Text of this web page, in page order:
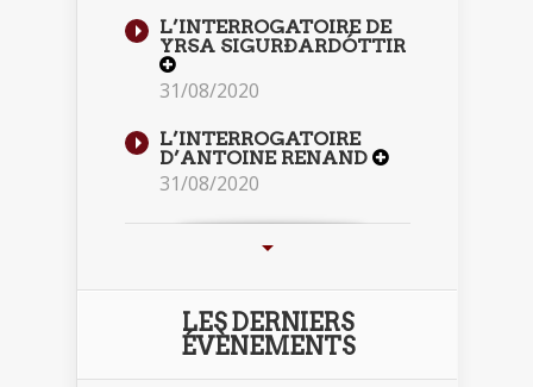
L’INTERROGATOIRE DE
YRSA SIGURÐARDÓTTIR
31/08/2020
L’INTERROGATOIRE
D’ANTOINE RENAND
31/08/2020
LES DERNIERS
ÉVÈNEMENTS